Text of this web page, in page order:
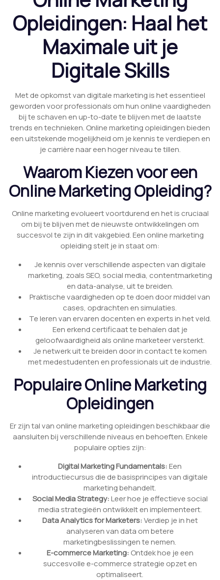
Opleidingen: Haal het
Maximale uit je
Digitale Skills
Met de opkomst van digitale marketing is het essentieel
geworden voor professionals om hun online vaardigheden
bij te schaven en up-to-date te blijven met de laatste
trends en technieken. Online marketing opleidingen bieden
een uitstekende mogelijkheid om je kennis te verdiepen en
je carrière naar een hoger niveau te tillen.
Waarom Kiezen voor een
Online Marketing Opleiding?
Online marketing evolueert voortdurend en het is cruciaal
om bij te blijven met de nieuwste ontwikkelingen om
succesvol te zijn in dit vakgebied. Een online marketing
opleiding stelt je in staat om:
Je kennis over verschillende aspecten van digitale
marketing, zoals SEO, social media, contentmarketing
en data-analyse, uit te breiden.
Praktische vaardigheden op te doen door middel van
cases, opdrachten en simulaties.
Te leren van ervaren docenten en experts in het veld.
Een erkend certificaat te behalen dat je
geloofwaardigheid als online marketeer versterkt.
Je netwerk uit te breiden door in contact te komen
met medestudenten en professionals uit de industrie.
Populaire Online Marketing
Opleidingen
Er zijn tal van online marketing opleidingen beschikbaar die
aansluiten bij verschillende niveaus en behoeften. Enkele
populaire opties zijn:
Digital Marketing Fundamentals:Een
introductiecursus die de basisprincipes van digitale
marketing behandelt.
Social Media Strategy:Leer hoe je effectieve social
media strategieën ontwikkelt en implementeert.
Data Analytics for Marketers:Verdiep je in het
analyseren van data om betere
marketingbeslissingen te nemen.
E-commerce Marketing: Ontdek hoe je een
succesvolle e-commerce strategie opzet en
optimaliseert.